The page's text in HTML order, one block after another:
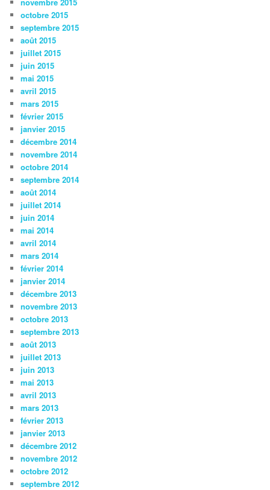
octobre 2015
septembre 2015
août 2015
juillet 2015
juin 2015
mai 2015
avril 2015
mars 2015
février 2015
janvier 2015
décembre 2014
novembre 2014
octobre 2014
septembre 2014
août 2014
juillet 2014
juin 2014
mai 2014
avril 2014
mars 2014
février 2014
janvier 2014
décembre 2013
novembre 2013
octobre 2013
septembre 2013
août 2013
juillet 2013
juin 2013
mai 2013
avril 2013
mars 2013
février 2013
janvier 2013
décembre 2012
novembre 2012
octobre 2012
septembre 2012